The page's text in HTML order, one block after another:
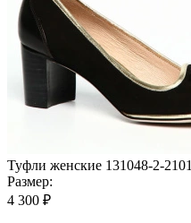
Туфли женские 131048-2-2101
Размер:
4 300 ₽